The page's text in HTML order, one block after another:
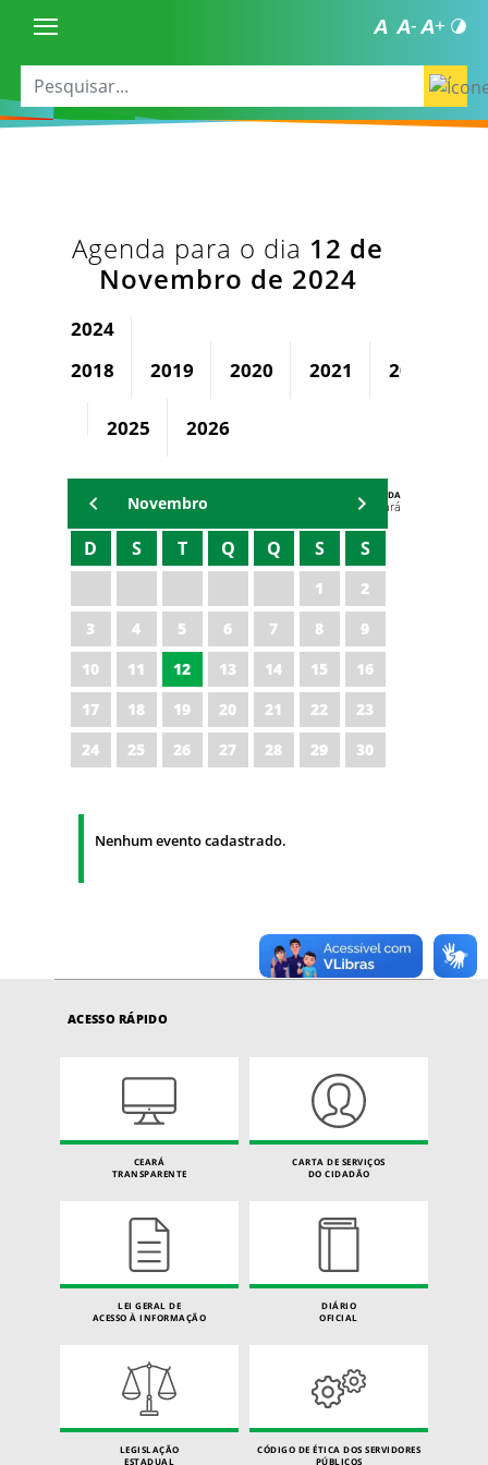
Agenda para o dia 12 de
Novembro de 2024
2024
2018
2019 2020 2021 2022
2025 2026
AGENDA
Polícia Militar do Ceará
Novembro
D S T Q Q S S
1
2
3
4 5 6 7 8
9
10
11 12 13 14 15
16
17
18 19 20 21 22
23
24
25 26 27 28 29 30
Nenhum evento cadastrado.
ACESSO RÁPIDO
CEARÁ
TRANSPARENTE
CARTA DE SERVIÇOS
DO CIDADÃO
LEI GERAL DE
ACESSO À INFORMAÇÃO
DIÁRIO
OFICIAL
LEGISLAÇÃO
ESTADUAL
CÓDIGO DE ÉTICA DOS SERVIDORES
PÚBLICOS